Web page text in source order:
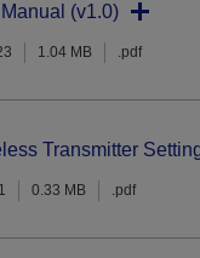
(v1.0)
1.04 MB .pdf
Transmitter
0.33 MB .pdf